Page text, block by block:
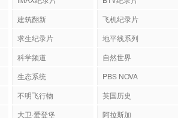
建筑翻新
飞机纪录片
求生纪录片
地平线系列
科学频道
自然世界
生态系统
PBS NOVA
不明飞行物
英国历史
大卫·爱登堡
阿拉斯加